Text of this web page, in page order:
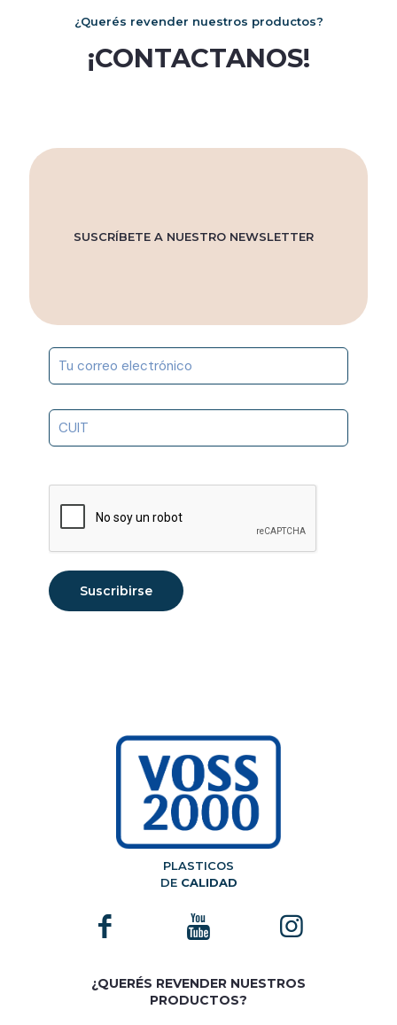
¿Querés revender nuestros productos?
¡CONTACTANOS!
SUSCRÍBETE A NUESTRO NEWSLETTER
PLASTICOS
DE CALIDAD
¿QUERÉS REVENDER NUESTROS
PRODUCTOS?